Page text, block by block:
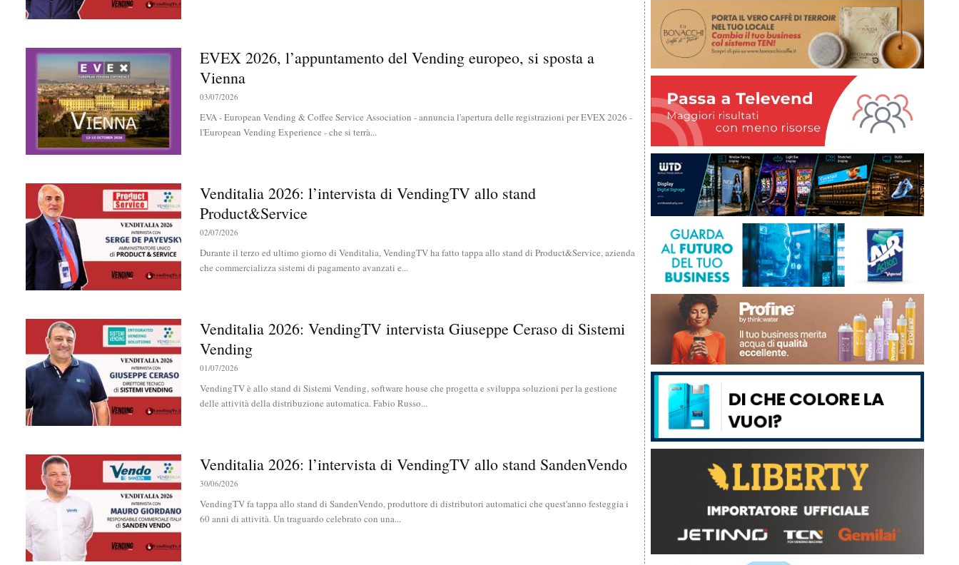
EVEX 2026, l’appuntamento del Vending europeo, si sposta a
Vienna
03/07/2026
EVA - European Vending & Coffee Service Association - annuncia l'apertura delle registrazioni per EVEX 2026 -
l'European Vending Experience - che si terrà...
Venditalia 2026: l’intervista di VendingTV allo stand
Product&Service
02/07/2026
Durante il terzo ed ultimo giorno di Venditalia, VendingTV ha fatto tappa allo stand di Product&Service, azienda
che commercializza sistemi di pagamento avanzati e...
Venditalia 2026: VendingTV intervista Giuseppe Ceraso di Sistemi
Vending
01/07/2026
VendingTV è allo stand di Sistemi Vending, software house che progetta e sviluppa soluzioni per la gestione
delle attività della distribuzione automatica. Fabio Russo...
Venditalia 2026: l’intervista di VendingTV allo stand SandenVendo
30/06/2026
VendingTV fa tappa allo stand di SandenVendo, produttore di distributori automatici che quest'anno festeggia i
60 anni di attività. Un traguardo celebrato con una...